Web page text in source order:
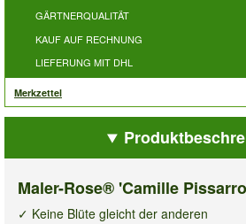
GÄRTNERQUALITÄT
KAUF AUF RECHNUNG
LIEFERUNG MIT DHL
Merkzettel
Maler-Rose® 'Camille
✓ Keine Blüte gleicht der anderen